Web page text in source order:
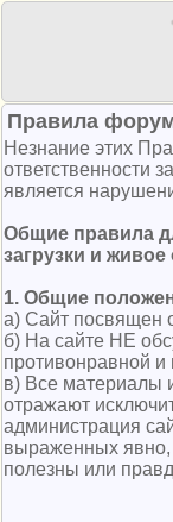
Правила
Незнание этих
ответственности
является
Общие правила
загрузки и
1. Общие
а) Сайт посвящен
б) На сайте НЕ
противонравной и
в) Все материалы
отражают
администрация
выраженных явно,
полезны или